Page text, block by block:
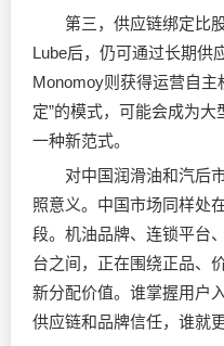
第三，供应链绑定比股
Lube后，仍可通过长期供
Monomoy则获得运营自主
定”的模式，可能会成为
一种新范式。
对中国润滑油和汽后市
照意义。中国市场同样处
段。机油品牌、连锁平台
台之间，正在围绕正品、
新分配价值。谁掌握用户
供应链和品牌信任，谁就